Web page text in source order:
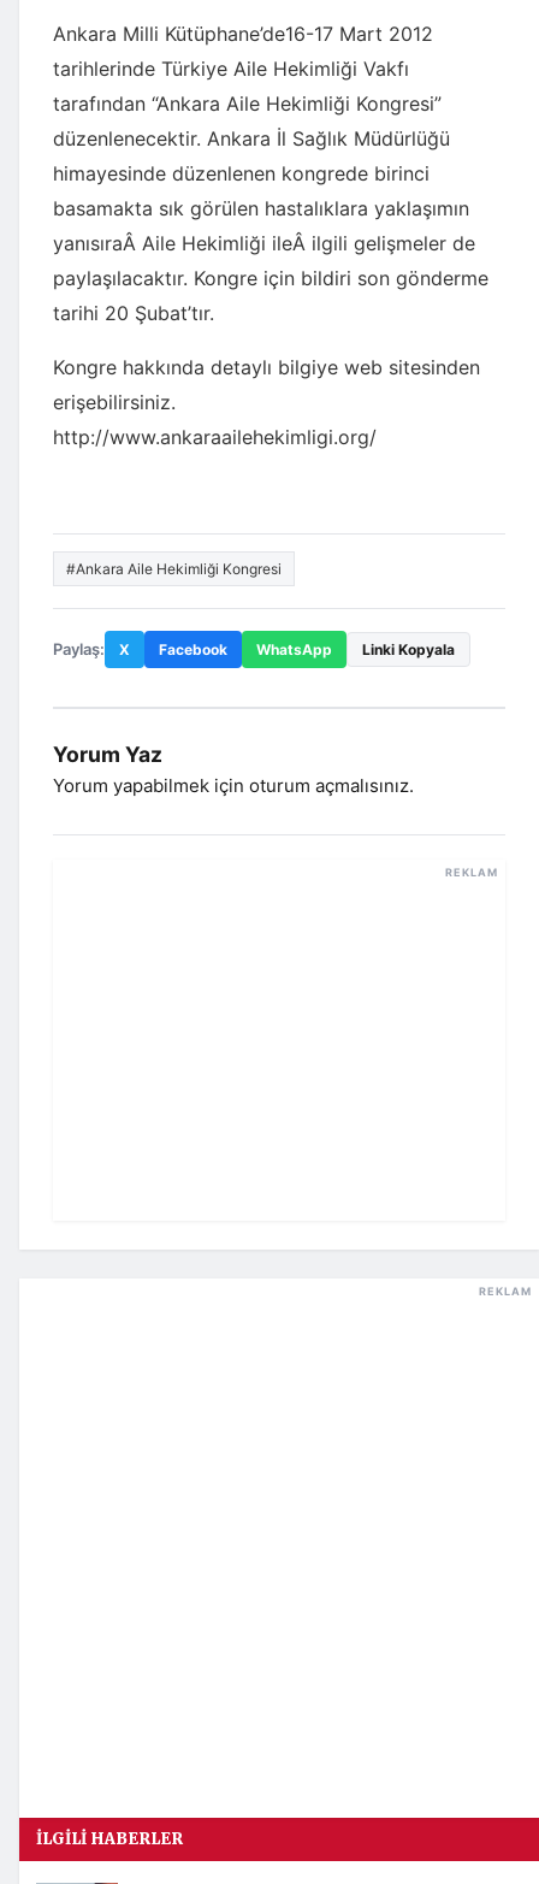
Ankara Milli Kütüphane’de16-17 Mart 2012
tarihlerinde Türkiye Aile Hekimliği Vakfı
tarafından “Ankara Aile Hekimliği Kongresi”
düzenlenecektir. Ankara İl Sağlık Müdürlüğü
himayesinde düzenlenen kongrede birinci
basamakta sık görülen hastalıklara yaklaşımın
yanısıraÂ Aile Hekimliği ileÂ ilgili gelişmeler de
paylaşılacaktır. Kongre için bildiri son gönderme
tarihi 20 Şubat’tır.
Kongre hakkında detaylı bilgiye web sitesinden
erişebilirsiniz.
http://www.ankaraailehekimligi.org/
#Ankara Aile Hekimliği Kongresi
Paylaş: X Facebook WhatsApp Linki Kopyala
Yorum Yaz
Yorum yapabilmek için oturum açmalısınız.
REKLAM
REKLAM
İLGILI HABERLER